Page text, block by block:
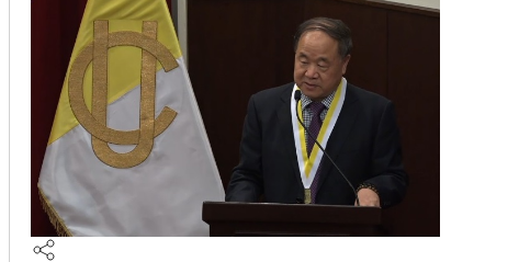
organizadas por nuestra Universidad y el Fondo
Editorial en el marco de la Feria Internacional del
Libro de Lima.